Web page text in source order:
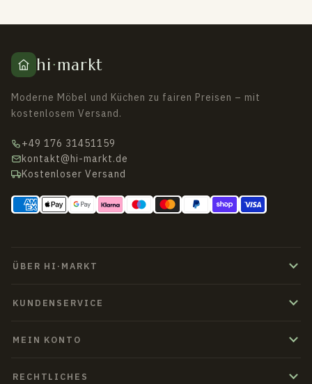
hi·markt
Moderne Möbel und Küchen zu fairen Preisen – mit
kostenlosem Versand.
+49 176 31451159
kontakt@hi-markt.de
Kostenloser Versand
ÜBER HI·MARKT
KUNDENSERVICE
MEIN KONTO
RECHTLICHES